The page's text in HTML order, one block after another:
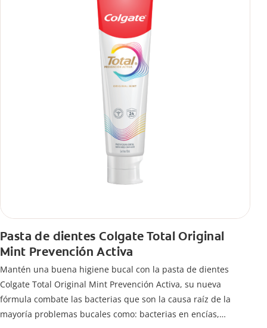
Pasta de dientes Colgate Total Original
Mint Prevención Activa
Mantén una buena higiene bucal con la pasta de dientes
Colgate Total Original Mint Prevención Activa, su nueva
fórmula combate las bacterias que son la causa raíz de la
mayoría problemas bucales como: bacterias en encías,